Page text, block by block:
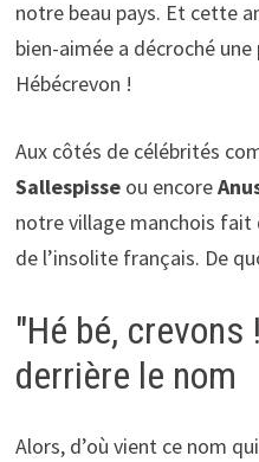
notre beau pays. Et cette
bien-aimée a décroché
Hébécrevon !
Aux côtés de célébrités
Sallespisseou encore
notre village manchois
de l’insolite français. De
"Hé bé, crevons
derrière le nom
Alors, d’où vient ce nom